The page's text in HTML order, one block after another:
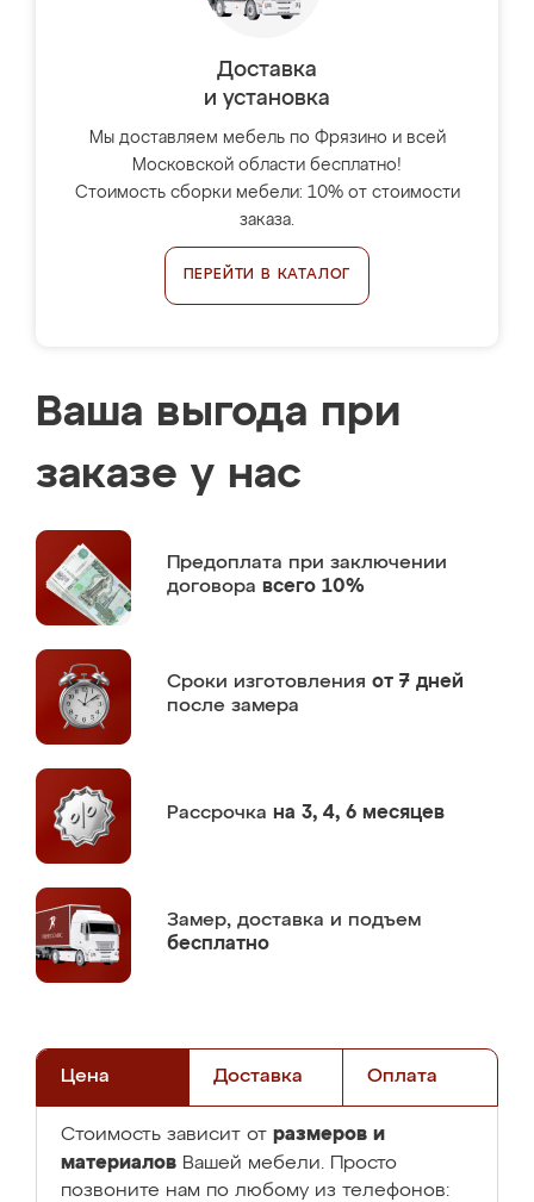
Доставка
и установка
Мы доставляем мебель по Фрязино и всей
Московской области бесплатно!
Стоимость сборки мебели: 10% от стоимости
заказа.
ПЕРЕЙТИ В КАТАЛОГ
Ваша выгода при
заказе у нас
Предоплата при заключении
договора всего 10%
Сроки изготовления от 7 дней
после замера
Рассрочка на 3, 4, 6 месяцев
Замер, доставка и подъем
бесплатно
Цена Доставка Оплата
Стоимость зависит от размеров и
материалов Вашей мебели. Просто
позвоните нам по любому из телефонов: